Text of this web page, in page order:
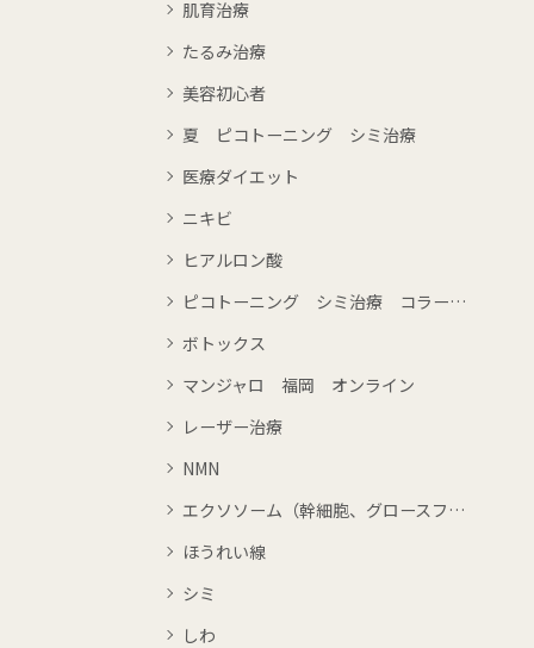
肌育治療
たるみ治療
美容初心者
夏 ピコトーニング シミ治療
医療ダイエット
ニキビ
ヒアルロン酸
ピコトーニング シミ治療 コラーゲンピーリング
ボトックス
マンジャロ 福岡 オンライン
レーザー治療
NMN
エクソソーム（幹細胞、グロースファクター）
ほうれい線
シミ
しわ